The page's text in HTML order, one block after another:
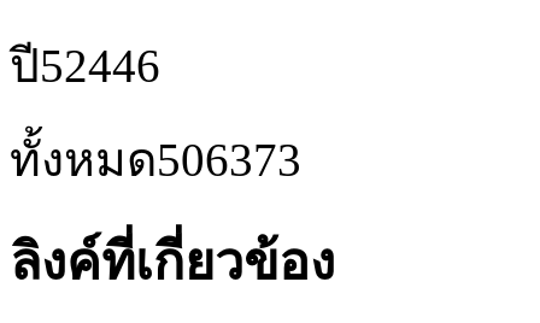
ปี52446
ทั้งหมด506373
ลิงค์ที่เกี่ยวข้อง